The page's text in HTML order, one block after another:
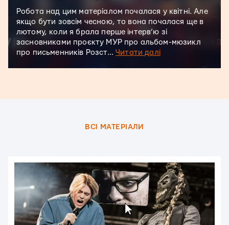
Робота над цим матеріалом почалася у квітні. Але
якщо бути зовсім чесною, то вона почалася ще в
лютому, коли я брала перше інтерв’ю зі
засновниками проєкту МУР про альбом-мюзикл
про письменників Розст...Читати далі
ВСI МАТЕРІАЛИ